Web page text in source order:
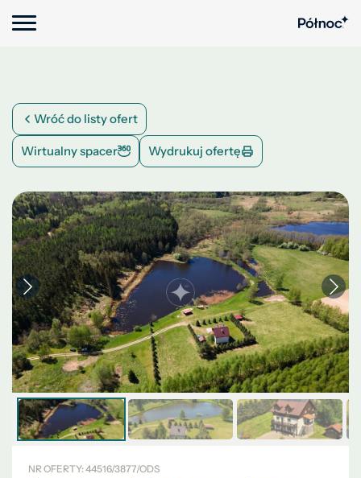
Wróć do listy ofert
Wirtualny spacer Wydrukuj ofertę
NR OFERTY: 44516/3877/ODS